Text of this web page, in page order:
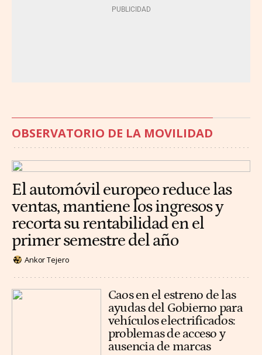
OBSERVATORIO DE LA MOVILIDAD
El automóvil europeo reduce las
ventas, mantiene los ingresos y
recorta su rentabilidad en el
primer semestre del año
Ankor Tejero
Caos en el estreno de las
ayudas del Gobierno para
vehículos electrificados:
problemas de acceso y
ausencia de marcas